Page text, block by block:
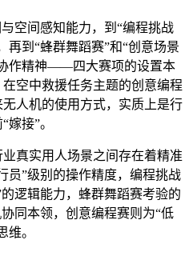
空间感知能力，到“编程挑战
再到“蜂群舞蹈赛”和“创意场景
作精神——四大赛项的设置本
空中救援任务主题的创意编程
人机的使用方式，实质上是行
接”。
真实用人场景之间存在着精准
员”级别的操作精度，编程挑战
逻辑能力，蜂群舞蹈赛考验的
同本领，创意编程赛则为“低
维。